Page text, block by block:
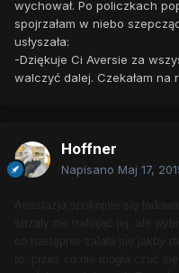
wychował. Po policzkach
spojrzałam w niebo
usłyszała:
-Dziękuje Ci Aversie za
walczyć dalej. Czekałam na
Hoffner
Napisano Maj 17,